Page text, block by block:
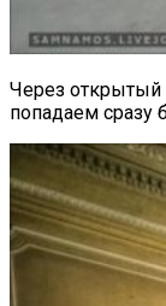
Через
попадаем сразу